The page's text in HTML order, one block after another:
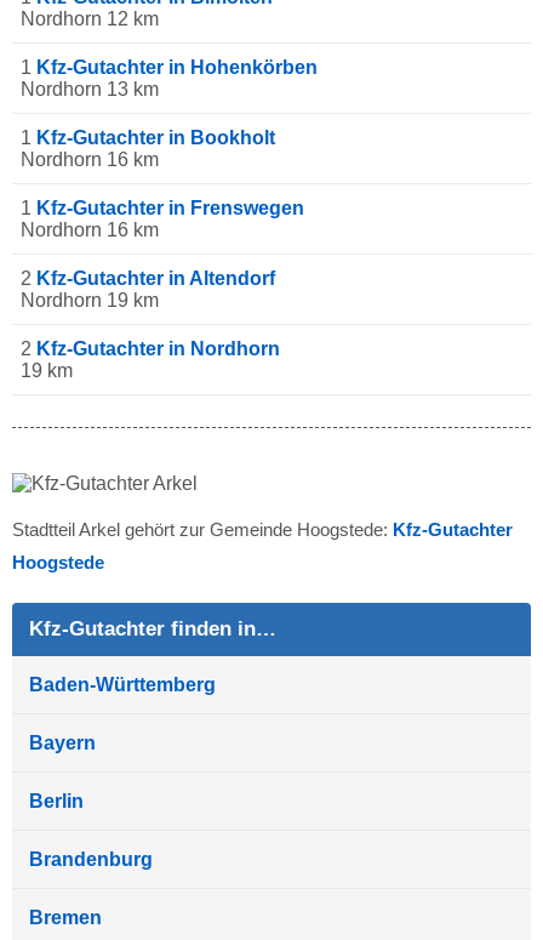
Nordhorn 12 km
1 Kfz-Gutachter in Hohenkörben
Nordhorn 13 km
1 Kfz-Gutachter in Bookholt
Nordhorn 16 km
1 Kfz-Gutachter in Frenswegen
Nordhorn 16 km
2 Kfz-Gutachter in Altendorf
Nordhorn 19 km
2 Kfz-Gutachter in Nordhorn
19 km
Stadtteil Arkel gehört zur Gemeinde Hoogstede: Kfz-Gutachter
Hoogstede
Kfz-Gutachter finden in…
Baden-Württemberg
Bayern
Berlin
Brandenburg
Bremen